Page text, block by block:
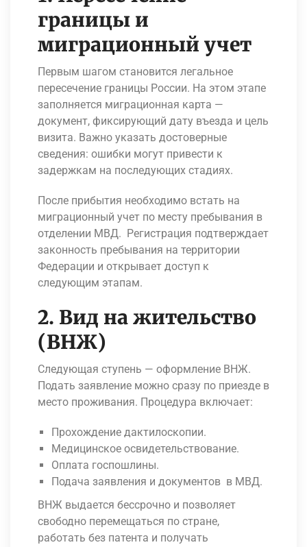
границы и
миграционный учет
Первым шагом становится легальное
пересечение границы России. На этом этапе
заполняется миграционная карта —
документ, фиксирующий дату въезда и цель
визита. Важно указать достоверные
сведения: ошибки могут привести к
задержкам на последующих стадиях.
После прибытия необходимо встать на
миграционный учет по месту пребывания в
отделении МВД. Регистрация подтверждает
законность пребывания на территории
Федерации и открывает доступ к
следующим этапам.
2. Вид на жительство
(ВНЖ)
Следующая ступень — оформление ВНЖ.
Подать заявление можно сразу по приезде в
место проживания. Процедура включает:
Прохождение дактилоскопии.
Медицинское освидетельствование.
Оплата госпошлины.
Подача заявления и документов в МВД.
ВНЖ выдается бессрочно и позволяет
свободно перемещаться по стране,
работать без патента и получать